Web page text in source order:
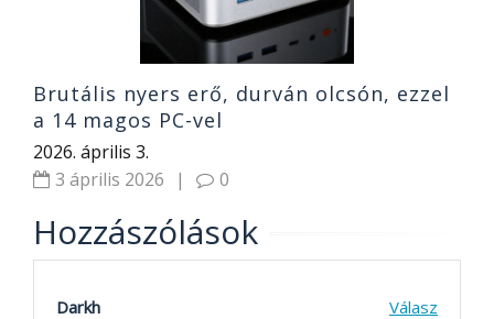
Brutális nyers erő, durván olcsón, ezzel
a 14 magos PC-vel
2026. április 3.
3 április 2026
| 0
Hozzászólások
Darkh Válasz